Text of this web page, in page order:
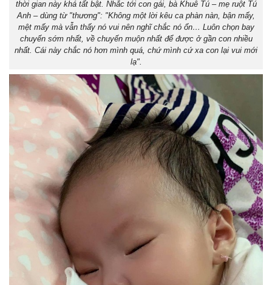
thời gian này khá tất bật. Nhắc tới con gái, bà Khuê Tú – mẹ ruột Tú
Anh – dùng từ "thương": "Không một lời kêu ca phàn nàn, bận mấy,
mệt mấy mà vẫn thấy nó vui nên nghĩ chắc nó ổn… Luôn chọn bay
chuyến sớm nhất, về chuyến muộn nhất để được ở gần con nhiều
nhất. Cái này chắc nó hơn mình quá, chứ mình cứ xa con lại vui mới
lạ".